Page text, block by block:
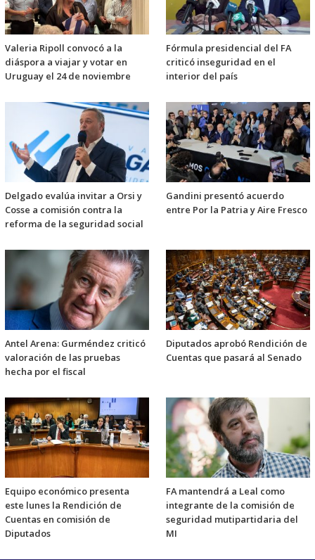
Valeria Ripoll convocó a la
diáspora a viajar y votar en
Uruguay el 24 de noviembre
Fórmula presidencial del FA
criticó inseguridad en el
interior del país
Delgado evalúa invitar a Orsi y
Cosse a comisión contra la
reforma de la seguridad social
Gandini presentó acuerdo
entre Por la Patria y Aire Fresco
Antel Arena: Gurméndez criticó
valoración de las pruebas
hecha por el fiscal
Diputados aprobó Rendición de
Cuentas que pasará al Senado
Equipo económico presenta
este lunes la Rendición de
Cuentas en comisión de
Diputados
FA mantendrá a Leal como
integrante de la comisión de
seguridad mutipartidaria del
MI